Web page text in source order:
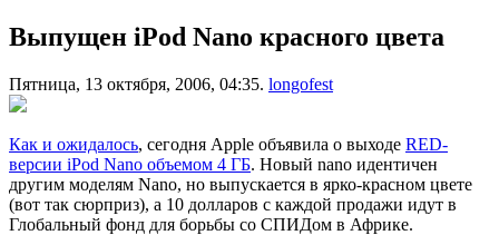
Выпущен iPod Nano красного цвета
Пятница, 13 октября, 2006, 04:35. longofest
Как и ожидалось, сегодня Apple объявила о выходе RED-
версии iPod Nano объемом 4 ГБ. Новый nano идентичен
другим моделям Nano, но выпускается в ярко-красном цвете
(вот так сюрприз), а 10 долларов с каждой продажи идут в
Глобальный фонд для борьбы со СПИДом в Африке.